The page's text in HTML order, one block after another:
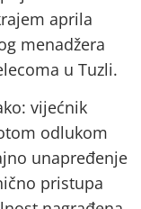
aprila
menadžera
u Tuzli.
vijećnik
odlukom
unapređenje
pristupa